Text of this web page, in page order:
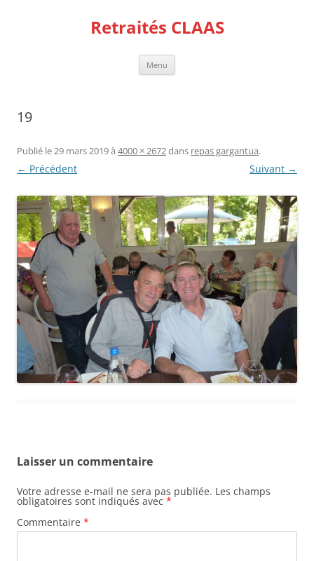
Retraités CLAAS
Menu
19
Publié le29 mars 2019à 4000 × 2672dans repas gargantua.
← Précédent Suivant →
Laisser un commentaire
Votre adresse e-mail ne sera pas publiée. Les champs
obligatoires sont indiqués avec *
Commentaire *